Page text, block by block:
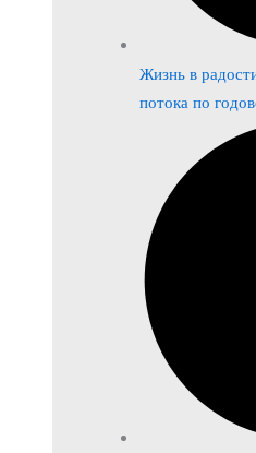
Жизнь в
потока по